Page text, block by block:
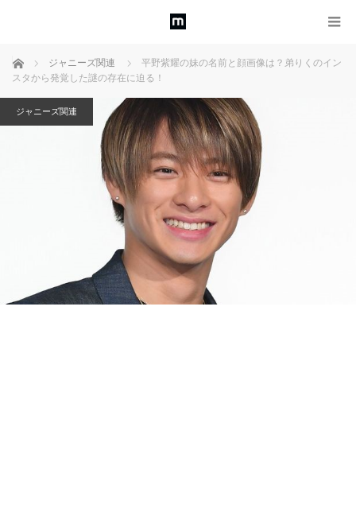
ホーム ジャニーズ関連
平野紫耀の妹の名前と顔画像は？弟りくのイン
スタから発覚した謎の存在に迫る！
ジャニーズ関連